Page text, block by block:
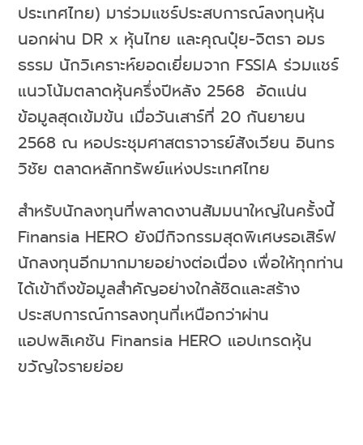
ประเทศไทย) มาร่วมแชร์ประสบการณ์ลงทุนหุ้น
นอกผ่าน DR x หุ้นไทย และคุณปุ๋ย-จิตรา อมร
ธรรม นักวิเคราะห์ยอดเยี่ยมจาก FSSIA ร่วมแชร์
แนวโน้มตลาดหุ้นครึ่งปีหลัง 2568 อัดแน่น
ข้อมูลสุดเข้มข้น เมื่อวันเสาร์ที่ 20 กันยายน
2568 ณ หอประชุมศาสตราจารย์สังเวียน อินทร
วิชัย ตลาดหลักทรัพย์แห่งประเทศไทย
สำหรับนักลงทุนที่พลาดงานสัมมนาใหญ่ในครั้งนี้
Finansia HERO ยังมีกิจกรรมสุดพิเศษรอเสิร์ฟ
นักลงทุนอีกมากมายอย่างต่อเนื่อง เพื่อให้ทุกท่าน
ได้เข้าถึงข้อมูลสำคัญอย่างใกล้ชิดและสร้าง
ประสบการณ์การลงทุนที่เหนือกว่าผ่าน
แอปพลิเคชัน Finansia HERO แอปเทรดหุ้น
ขวัญใจรายย่อย